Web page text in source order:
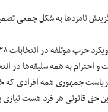
نامزدها به شکل جمعی
احترام به همه سلیقه‌ها در
جمهوری همه افرادی که
حق قانونی هر فرد هست